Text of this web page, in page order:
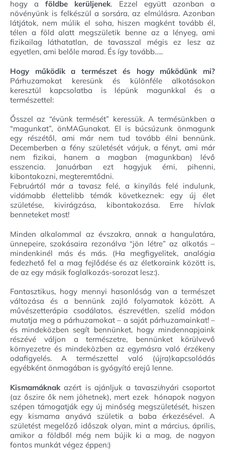
hogy aföldbe kerüljenek. Ezzel együtt azonban a
növényünk is felkészül a sorsára, az elmúlásra. Azonban
látjátok, nem múlik el soha, hiszen magként tovább él,
télen a föld alatt megszületik benne az a lényeg, ami
fizikailag láthatatlan, de tavasszal mégis ez lesz az
egyetlen, ami belőle marad. És így tovább…..
Hogy működik a természet és hogy működünk mi?
Párhuzamokat keresünk és különféle alkotásokon
keresztül kapcsolatba is lépünk magunkkal és a
természettel:
Ősszel az “évünk termését” keressük. A termésünkben a
“magunkat”, önMAGunakat. El is búcsúzunk önmagunk
egy részétől, ami már nem tud tovább élni bennünk.
Decemberben a fény születését várjuk, a fényt, ami már
nem fizikai, hanem a magban (magunkban) lévő
esszencia. Januárban ezt hagyjuk érni, pihenni,
kibontakozni, megteremtődni.
Februártól már a tavasz felé, a kinyílás felé indulunk,
vidámabb élettelibb témák következnek: egy új élet
születése, kivirágzása, kibontakozása. Erre hívlak
benneteket most!
Minden alkalommal az évszakra, annak a hangulatára,
ünnepeire, szokásaira rezonálva “jön létre” az alkotás –
mindenkinél más és más. (Ha megfigyelitek, analógia
fedezhető fel a mag fejlődése és az életkoraink között is,
de az egy másik foglalkozás-sorozat lesz:).
Fantasztikus, hogy mennyi hasonlóság van a természet
változása és a bennünk zajló folyamatok között. A
művészetterápia csodálatos, észrevétlen, szelíd módon
mutatja meg a párhuzamokat – a saját párhuzamainkat! –
és mindeközben segít bennünket, hogy mindennapjaink
részévé váljon a természetre, bennünket körülvevő
környezetre és mindeközben az egymásra való érzékeny
odafigyelés. A természettel való (újra)kapcsolódás
egyébként önmagában is gyógyító erejű lenne.
Kismamáknak azért is ajánljuk a tavaszi/nyári csoportot
(az őszire ők nem jöhetnek), mert ezek hónapok nagyon
szépen támogatják egy új minőség megszületését, hiszen
egy kismama anyává születik a baba érkezésével. A
születést megelőző időszak olyan, mint a március, április,
amikor a földből még nem bújik ki a mag, de nagyon
fontos munkát végez éppen:)